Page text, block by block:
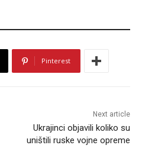
Pinterest
Next article
Ukrajinci objavili koliko su
uništili ruske vojne opreme